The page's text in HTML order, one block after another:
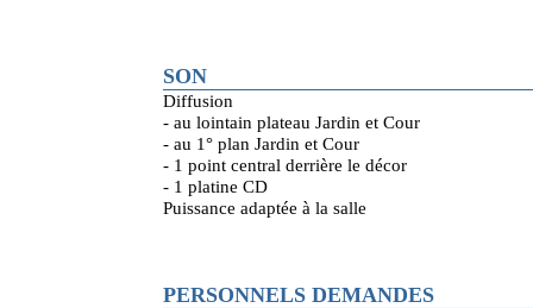
SON
Diffusion
- au lointain plateau Jardin et Cour
- au 1° plan Jardin et Cour
- 1 point central derrière le décor
- 1 platine CD
Puissance adaptée à la salle
PERSONNELS DEMANDES